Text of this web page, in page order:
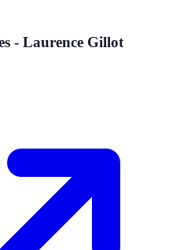
- Laurence Gillot